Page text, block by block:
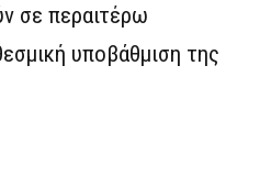
σε περαιτέρω
υποβάθμιση της